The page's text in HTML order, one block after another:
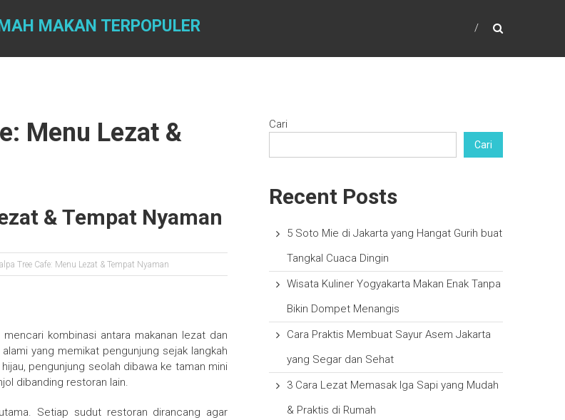
MAKAN TERPOPULER
Menu Lezat &
& Tempat Nyaman
Tree Cafe: Menu Lezat & Tempat Nyaman
kombinasi antara makanan lezat dan
yang memikat pengunjung sejak langkah
pengunjung seolah dibawa ke taman mini
dibanding restoran lain.
Setiap sudut restoran dirancang agar
Cari
Cari
Recent Posts
5 Soto Mie di Jakarta yang Hangat Gurih buat
Tangkal Cuaca Dingin
Wisata Kuliner Yogyakarta Makan Enak Tanpa
Bikin Dompet Menangis
Cara Praktis Membuat Sayur Asem Jakarta
yang Segar dan Sehat
3 Cara Lezat Memasak Iga Sapi yang Mudah
& Praktis di Rumah